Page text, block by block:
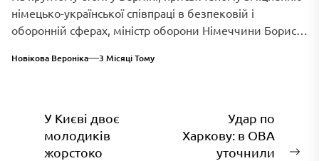
німецько-української співпраці в безпековій і
оборонній сферах, міністр оборони Німеччини Борис
Новікова Вероніка 3 Місяці Тому
Навігація
записів
У Києві двоє
молодиків
жорстоко
Удар по
Харкову: в ОВА
уточнили